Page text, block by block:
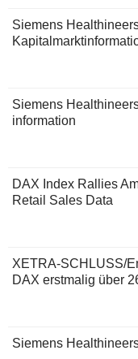
Siemens
Siemens
information
DAX Index Rallies
Retail Sales Data
XETRA-SCHLUSS/
DAX erstmalig über
Siemens